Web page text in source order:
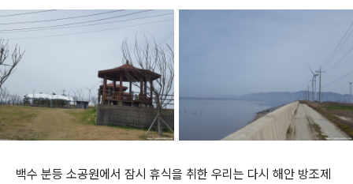
백수 분등 소공원에서 잠시 휴식을 취한 우리는 다시 해안 방조제